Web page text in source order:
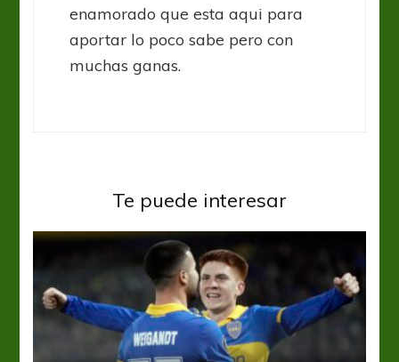
enamorado que esta aqui para
aportar lo poco sabe pero con
muchas ganas.
Te puede interesar